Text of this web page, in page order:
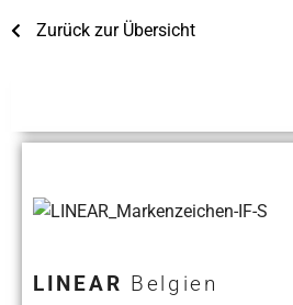
Zurück zur Übersicht
LINEAR Belgien